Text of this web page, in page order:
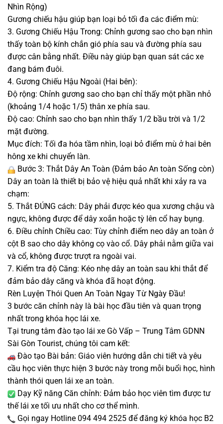
Nhìn Rộng)
Gương chiếu hậu giúp bạn loại bỏ tối đa các điểm mù:
3. Gương Chiếu Hậu Trong: Chỉnh gương sao cho bạn nhìn
thấy toàn bộ kính chắn gió phía sau và đường phía sau
được cân bằng nhất. Điều này giúp bạn quan sát các xe
đang bám đuôi.
4. Gương Chiếu Hậu Ngoài (Hai bên):
Độ rộng: Chỉnh gương sao cho bạn chỉ thấy một phần nhỏ
(khoảng 1/4 hoặc 1/5) thân xe phía sau.
Độ cao: Chỉnh sao cho bạn nhìn thấy 1/2 bầu trời và 1/2
mặt đường.
Mục đích: Tối đa hóa tầm nhìn, loại bỏ điểm mù ở hai bên
hông xe khi chuyển làn.
Bước 3: Thắt Dây An Toàn (Đảm bảo An toàn Sống còn)
Dây an toàn là thiết bị bảo vệ hiệu quả nhất khi xảy ra va
chạm:
5. Thắt ĐÚNG cách: Dây phải được kéo qua xương chậu và
ngực, không được để dây xoắn hoặc tỳ lên cổ hay bụng.
6. Điều chỉnh Chiều cao: Tùy chỉnh điểm neo dây an toàn ở
cột B sao cho dây không cọ vào cổ. Dây phải nằm giữa vai
và cổ, không được trượt ra ngoài vai.
7. Kiểm tra độ Căng: Kéo nhẹ dây an toàn sau khi thắt để
đảm bảo dây căng và khóa đã hoạt động.
Rèn Luyện Thói Quen An Toàn Ngay Từ Ngày Đầu!
3 bước căn chỉnh này là bài học đầu tiên và quan trọng
nhất trong khóa học lái xe.
Tại trung tâm đào tạo lái xe Gò Vấp – Trung Tâm GDNN
Sài Gòn Tourist, chúng tôi cam kết:
Đào tạo Bài bản: Giáo viên hướng dẫn chi tiết và yêu
cầu học viên thực hiện 3 bước này trong mỗi buổi học, hình
thành thói quen lái xe an toàn.
Dạy Kỹ năng Căn chỉnh: Đảm bảo học viên tìm được tư
thế lái xe tối ưu nhất cho cơ thể mình.
Gọi ngay Hotline 094 494 2525 để đăng ký khóa học B2